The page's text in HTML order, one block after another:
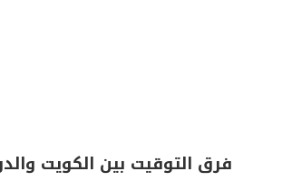
فرق التوقيت بين الكويت